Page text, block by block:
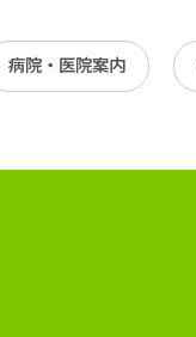
病院・医院案内